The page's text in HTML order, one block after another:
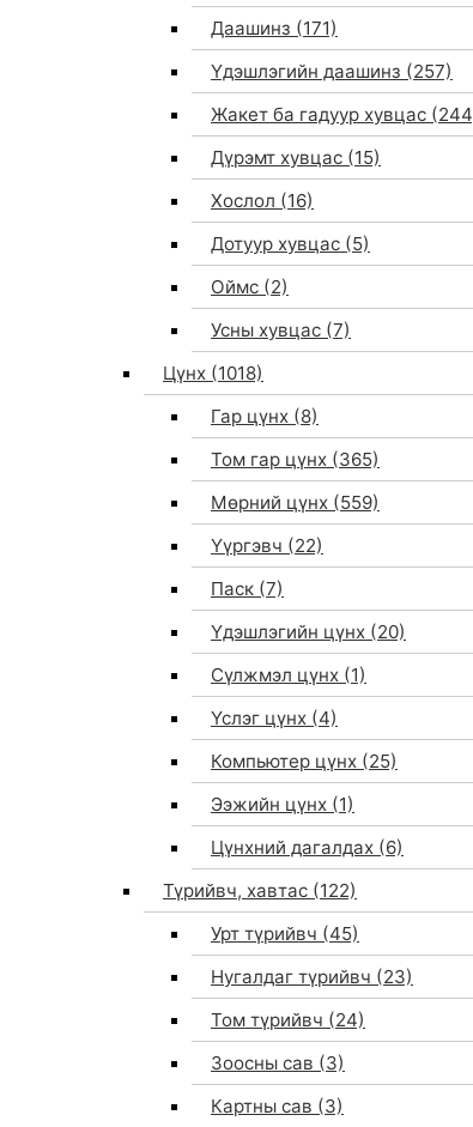
Даашинз (171)
Үдэшлэгийн даашинз (257)
Жакет ба гадуур хувцас
Дүрэмт хувцас (15)
Хослол (16)
Дотуур хувцас (5)
Оймс (2)
Усны хувцас (7)
Цүнх (1018)
Гар цүнх (8)
Том гар цүнх (365)
Мөрний цүнх (559)
Үүргэвч (22)
Паск (7)
Үдэшлэгийн цүнх (20)
Сүлжмэл цүнх (1)
Үслэг цүнх (4)
Компьютер цүнх (25)
Ээжийн цүнх (1)
Цүнхний дагалдах (6)
Түрийвч, хавтас (122)
Урт түрийвч (45)
Нугалдаг түрийвч (23)
Том түрийвч (24)
Зоосны сав (3)
Картны сав (3)